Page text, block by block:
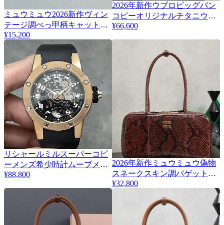
4ミュウミュウ2026新作ヴィン
テージ調べっ甲柄キャットア
イ・オーバルサングラス
¥15,200
2026年新作ウブロビッグバン
コピーオリジナルチタニウム
コールブルー
¥66,600
リシャールミルスーパーコピ
ーメンズ希少時計ムーブメン
ト RM 63-01
¥88,800
2
2026年新作ミュウミュウ偽物
スネークスキン調バゲットハ
ンドバッグ 5BB172
¥32,800